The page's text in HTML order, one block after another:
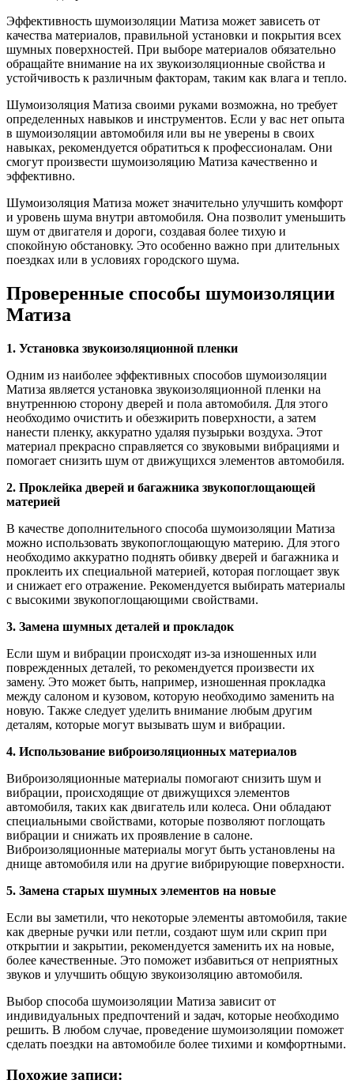
Эффективность шумоизоляции Матиза может зависеть от
качества материалов, правильной установки и покрытия всех
шумных поверхностей. При выборе материалов обязательно
обращайте внимание на их звукоизоляционные свойства и
устойчивость к различным факторам, таким как влага и тепло.
Шумоизоляция Матиза своими руками возможна, но требует
определенных навыков и инструментов. Если у вас нет опыта
в шумоизоляции автомобиля или вы не уверены в своих
навыках, рекомендуется обратиться к профессионалам. Они
смогут произвести шумоизоляцию Матиза качественно и
эффективно.
Шумоизоляция Матиза может значительно улучшить комфорт
и уровень шума внутри автомобиля. Она позволит уменьшить
шум от двигателя и дороги, создавая более тихую и
спокойную обстановку. Это особенно важно при длительных
поездках или в условиях городского шума.
Проверенные способы шумоизоляции
Матиза
1. Установка звукоизоляционной пленки
Одним из наиболее эффективных способов шумоизоляции
Матиза является установка звукоизоляционной пленки на
внутреннюю сторону дверей и пола автомобиля. Для этого
необходимо очистить и обезжирить поверхности, а затем
нанести пленку, аккуратно удаляя пузырьки воздуха. Этот
материал прекрасно справляется со звуковыми вибрациями и
помогает снизить шум от движущихся элементов автомобиля.
2. Проклейка дверей и багажника звукопоглощающей
материей
В качестве дополнительного способа шумоизоляции Матиза
можно использовать звукопоглощающую материю. Для этого
необходимо аккуратно поднять обивку дверей и багажника и
проклеить их специальной материей, которая поглощает звук
и снижает его отражение. Рекомендуется выбирать материалы
с высокими звукопоглощающими свойствами.
3. Замена шумных деталей и прокладок
Если шум и вибрации происходят из-за изношенных или
поврежденных деталей, то рекомендуется произвести их
замену. Это может быть, например, изношенная прокладка
между салоном и кузовом, которую необходимо заменить на
новую. Также следует уделить внимание любым другим
деталям, которые могут вызывать шум и вибрации.
4. Использование виброизоляционных материалов
Виброизоляционные материалы помогают снизить шум и
вибрации, происходящие от движущихся элементов
автомобиля, таких как двигатель или колеса. Они обладают
специальными свойствами, которые позволяют поглощать
вибрации и снижать их проявление в салоне.
Виброизоляционные материалы могут быть установлены на
днище автомобиля или на другие вибрирующие поверхности.
5. Замена старых шумных элементов на новые
Если вы заметили, что некоторые элементы автомобиля, такие
как дверные ручки или петли, создают шум или скрип при
открытии и закрытии, рекомендуется заменить их на новые,
более качественные. Это поможет избавиться от неприятных
звуков и улучшить общую звукоизоляцию автомобиля.
Выбор способа шумоизоляции Матиза зависит от
индивидуальных предпочтений и задач, которые необходимо
решить. В любом случае, проведение шумоизоляции поможет
сделать поездки на автомобиле более тихими и комфортными.
Похожие записи: